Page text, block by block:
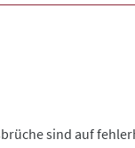
sind auf